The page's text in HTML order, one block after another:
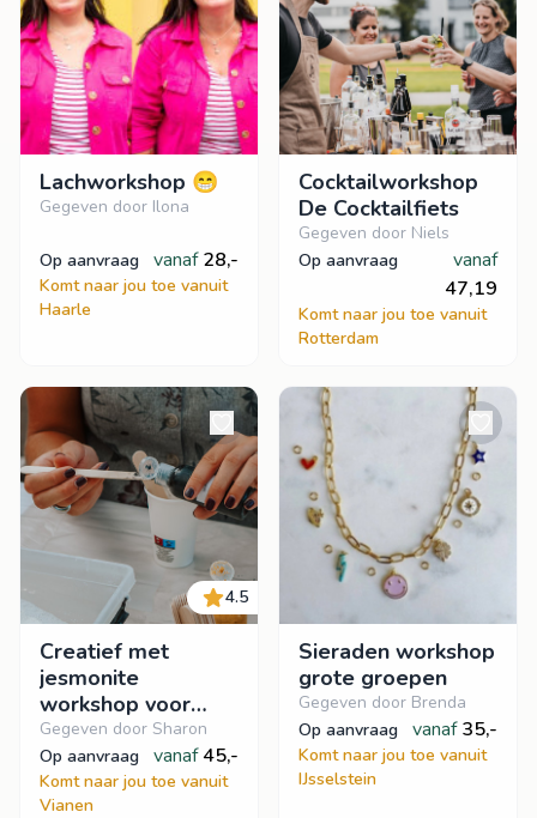
Lachworkshop 😁
Gegeven door Ilona
op aanvraag vanaf 28,-
Komt naar jou toe vanuit
Haarle
Cocktailworkshop
De Cocktailfiets
Gegeven door Niels
op aanvraag
vanaf
47,19
Komt naar jou toe vanuit
Rotterdam
4.5
Creatief met
jesmonite
workshop voor
bedrijven
Gegeven door Sharon
op aanvraag
vanaf 45,-
Komt naar jou toe vanuit
Vianen
Sieraden workshop
grote groepen
Gegeven door Brenda
op aanvraag
vanaf 35,-
Komt naar jou toe vanuit
IJsselstein